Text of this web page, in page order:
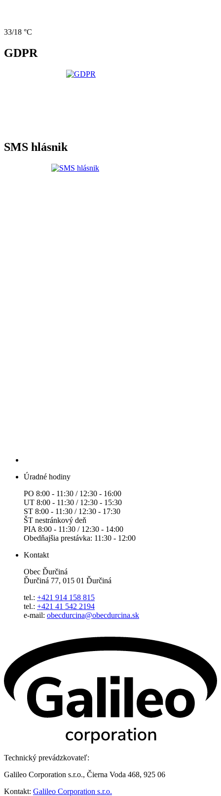
33/18 °C
GDPR
SMS hlásnik
Úradné hodiny
PO 8:00 - 11:30 / 12:30 - 16:00
UT 8:00 - 11:30 / 12:30 - 15:30
ST 8:00 - 11:30 / 12:30 - 17:30
ŠT nestránkový deň
PIA 8:00 - 11:30 / 12:30 - 14:00
Obedňajšia prestávka: 11:30 - 12:00
Kontakt
Obec Ďurčiná
Ďurčiná 77, 015 01 Ďurčiná
tel.: +421 914 158 815
tel.: +421 41 542 2194
e-mail: obecdurcina@obecdurcina.sk
Technický prevádzkovateľ:
Galileo Corporation s.r.o., Čierna Voda 468, 925 06
Kontakt: Galileo Corporation s.r.o.